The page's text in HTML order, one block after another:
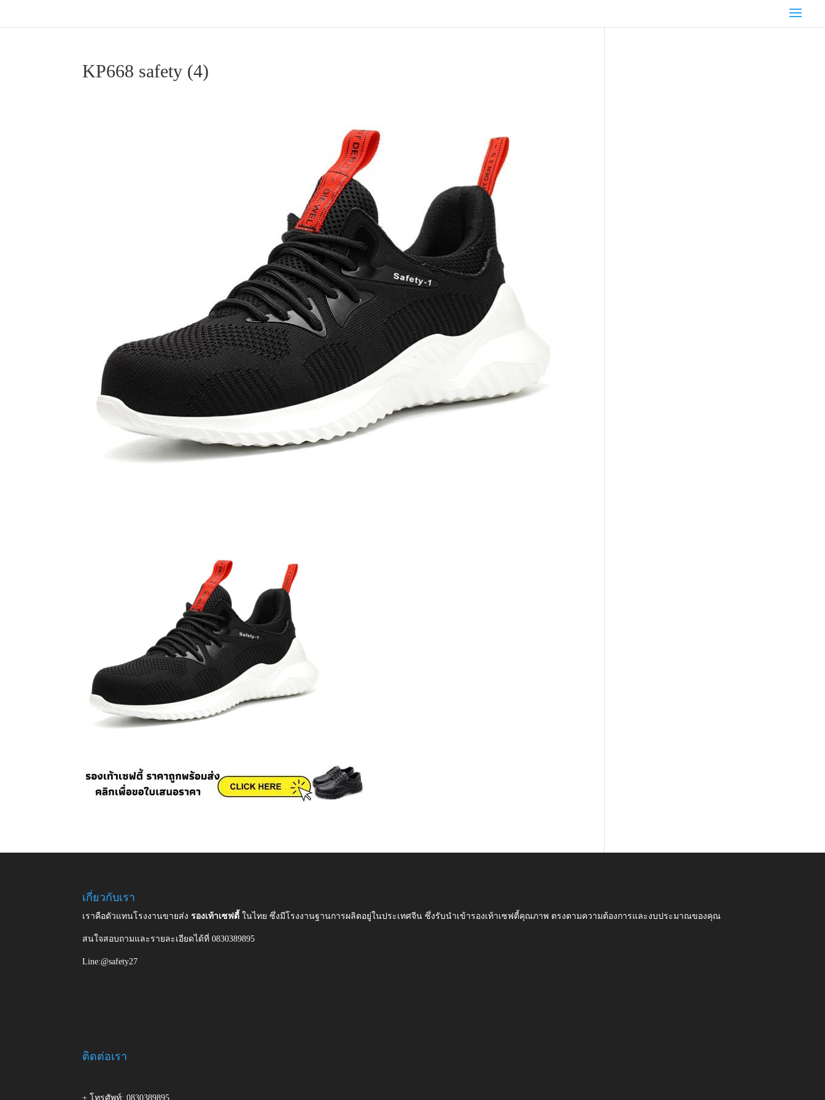
KP668 safety (4)
เกี่ยวกับเรา
เราคือตัวแทนโรงงานขายส่งรองเท้าเซฟตี้ในไทย ซึ่งมีโรงงานฐานการผลิตอยู่ในประเทศจีน ซึ่งรับนำเข้ารองเท้าเซฟตี้คุณภาพ ตรงตามความต้องการและงบประมาณของคุณ
สนใจสอบถามและรายละเอียดได้ที่ 0830389895
Line:@safety27
ติดต่อเรา
+ โทรศัพท์: 0830389895